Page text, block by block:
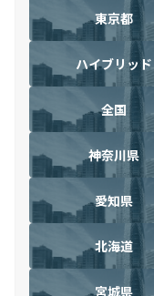
東京都
ハイブリッド
全国
神奈川県
愛知県
北海道
宮城県